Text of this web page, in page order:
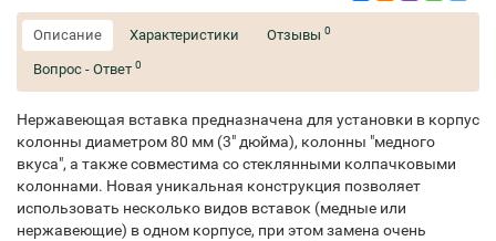
Описание Характеристики Отзывы 0
Вопрос - Ответ 0
Нержавеющая вставка предназначена для установки в корпус
колонны диаметром 80 мм (3" дюйма), колонны "медного
вкуса", а также совместима со стеклянными колпачковыми
колоннами. Новая уникальная конструкция позволяет
использовать несколько видов вставок (медные или
нержавеющие) в одном корпусе, при этом замена очень